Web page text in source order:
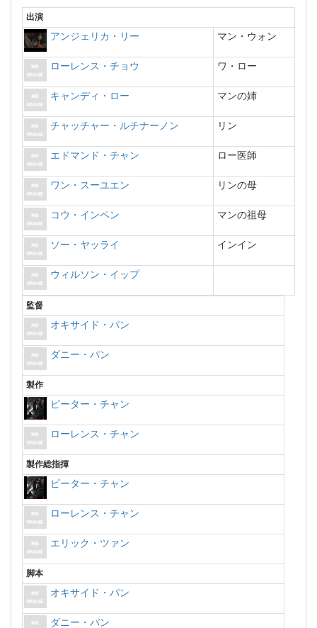
出演
アンジェリカ・リー マン・ウォン
ローレンス・チョウ ワ・ロー
キャンディ・ロー マンの姉
チャッチャー・ルチナーノン リン
エドマンド・チャン ロー医師
ワン・スーユエン リンの母
コウ・インペン マンの祖母
ソー・ヤッライ インイン
ウィルソン・イップ
監督
オキサイド・パン
ダニー・パン
製作
ピーター・チャン
ローレンス・チャン
製作総指揮
ピーター・チャン
ローレンス・チャン
エリック・ツァン
脚本
オキサイド・パン
ダニー・パン